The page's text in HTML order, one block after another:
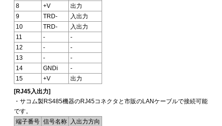
8
+V
出力
9
TRD-
入出力
10
TRD-
入出力
11
-
-
12
-
-
13
-
-
14
GNDi
-
15
+V
出力
[RJ45入出力]
・サコム製RS485機器のRJ45コネクタと市販のLANケーブルで接続可能
です。
端子番号 信号名称
入出力方向